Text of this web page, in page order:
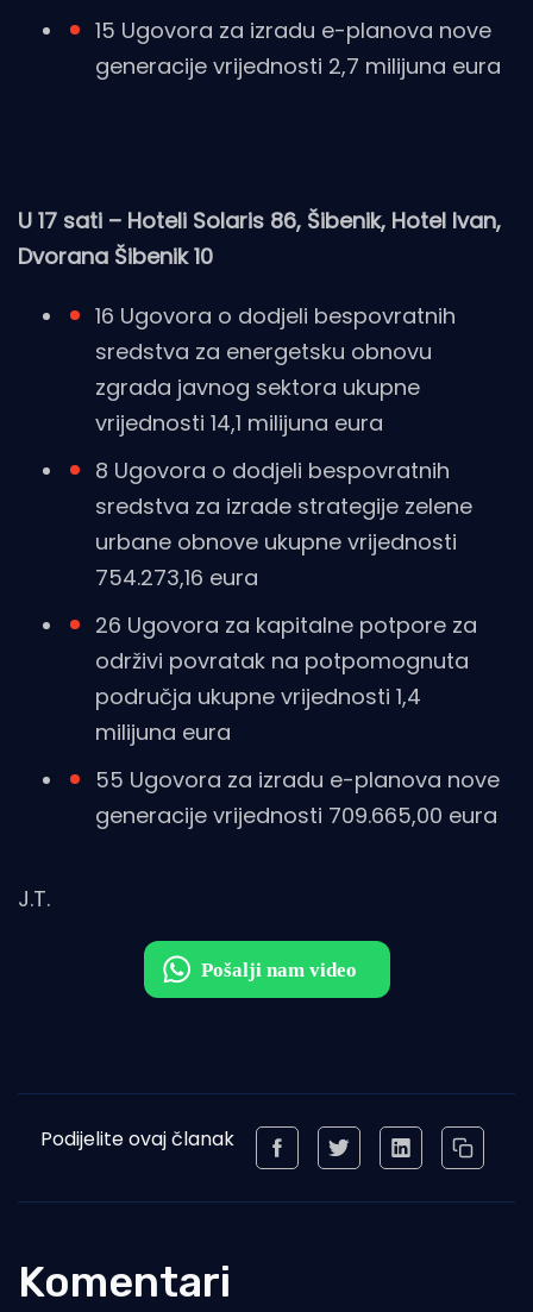
15 Ugovora za izradu e-planova nove
generacije vrijednosti 2,7 milijuna eura
U 17 sati – Hoteli Solaris 86, Šibenik, Hotel Ivan,
Dvorana Šibenik 10
16 Ugovora o dodjeli bespovratnih
sredstva za energetsku obnovu
zgrada javnog sektora ukupne
vrijednosti 14,1 milijuna eura
8 Ugovora o dodjeli bespovratnih
sredstva za izrade strategije zelene
urbane obnove ukupne vrijednosti
754.273,16 eura
26 Ugovora za kapitalne potpore za
održivi povratak na potpomognuta
područja ukupne vrijednosti 1,4
milijuna eura
55 Ugovora za izradu e-planova nove
generacije vrijednosti 709.665,00 eura
J.T.
Podijelite ovaj članak
Komentari